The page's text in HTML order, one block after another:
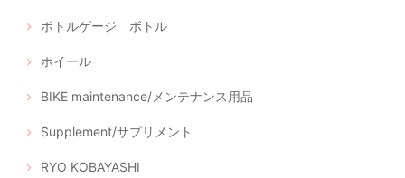
ボトルゲージ ボトル
ホイール
BIKE maintenance/メンテナンス用品
Supplement/サプリメント
RYO KOBAYASHI